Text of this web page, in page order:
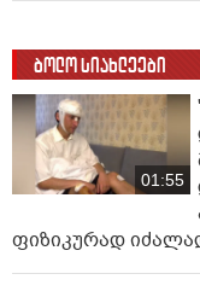
ბოლო სიახლეები
01:55
ფიზიკურად